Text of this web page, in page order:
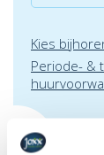
Kies
Periode- &